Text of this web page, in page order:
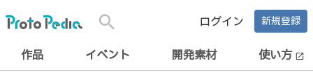
search ログイン 新規登録
作品 イベント 開発素材 使い方 open_in_new